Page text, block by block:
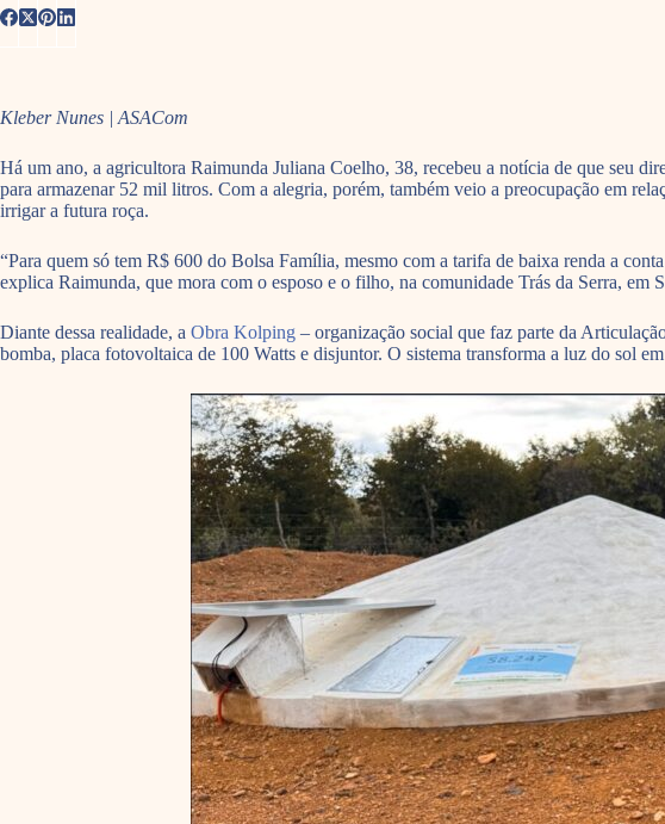
Kleber Nunes | ASACom
Há um ano, a agricultora Raimunda Juliana Coelho, 38, recebeu a notícia de que seu
para armazenar 52 mil litros. Com a alegria, porém, também veio a preocupação em
irrigar a futura roça.
“Para quem só tem R$ 600 do Bolsa Família, mesmo com a tarifa de baixa renda a
explica Raimunda, que mora com o esposo e o filho, na comunidade Trás da Serra, em
Diante dessa realidade, a Obra Kolping – organização social que faz parte da
bomba, placa fotovoltaica de 100 Watts e disjuntor. O sistema transforma a luz do sol